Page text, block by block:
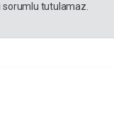
sorumlu tutulamaz.